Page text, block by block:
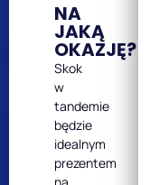
NA
JAKĄ
OKAZJĘ?
Skok
w
tandemie
będzie
idealnym
prezentem